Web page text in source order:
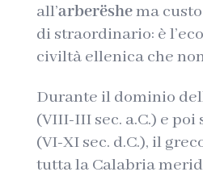
all’arberëshema
di straordinario: è
civiltà ellenica che
Durante il dominio
(VIII-III sec. a.C.) e
(VI-XI sec. d.C.), il
tutta la Calabria